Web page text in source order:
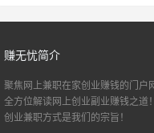
赚无忧简介
聚焦网上兼职在家创业赚钱的门户
全方位解读网上创业副业赚钱之道
创业兼职方式是我们的宗旨！